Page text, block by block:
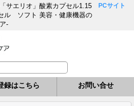
サエリオ」酸素カプセル1.15
ル ソフト 美容・健康機器の
-
PCサイト
録はこちら お問い合せ